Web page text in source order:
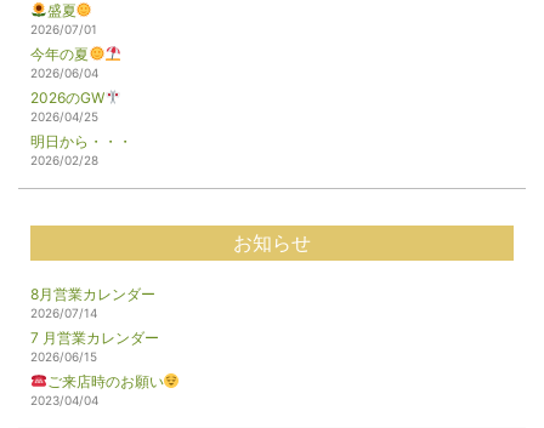
盛夏
2026/07/01
今年の夏
2026/06/04
2026のGW
2026/04/25
明日から・・・
2026/02/28
お知らせ
8月営業カレンダー
2026/07/14
7 月営業カレンダー
2026/06/15
ご来店時のお願い
2023/04/04